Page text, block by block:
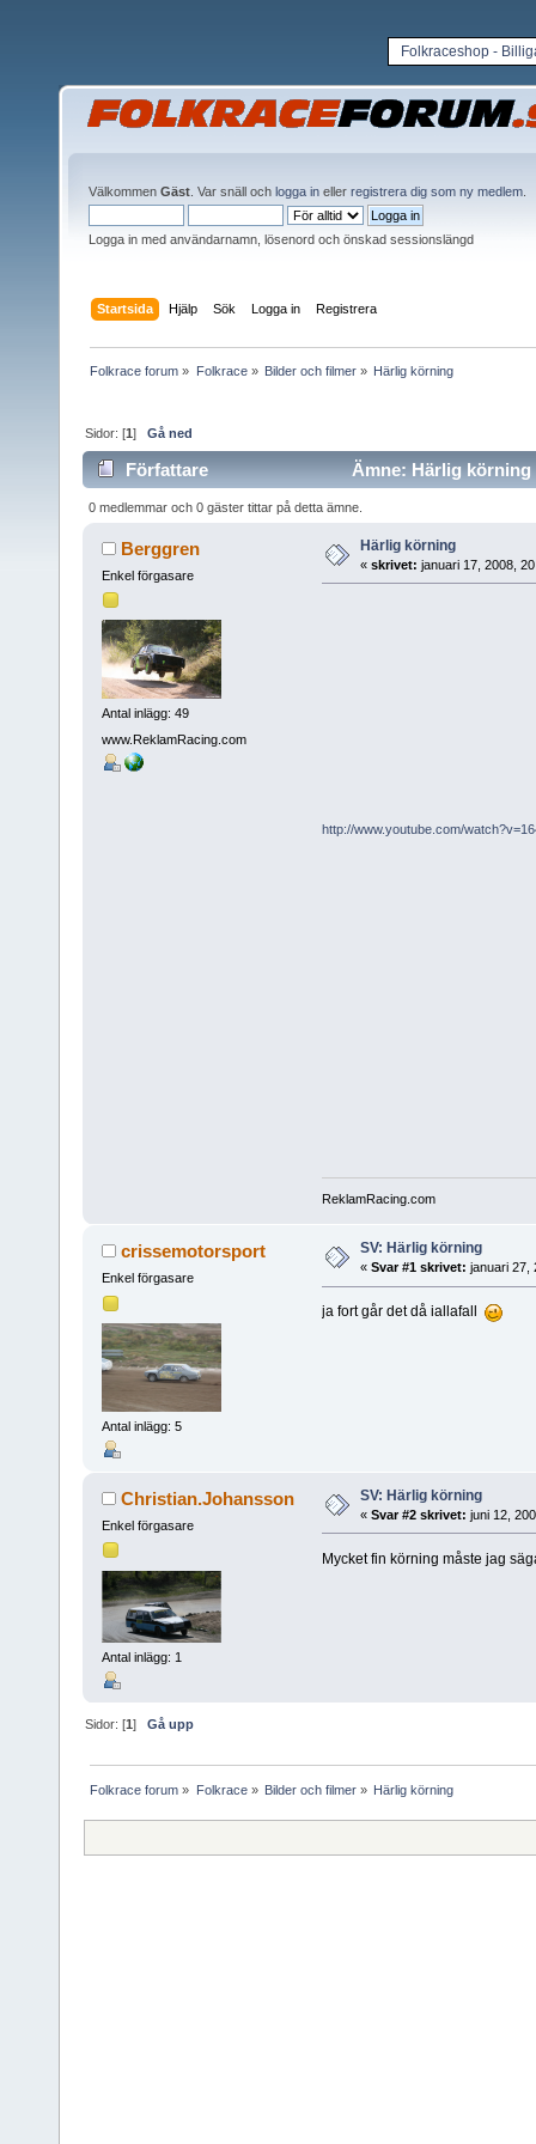
Folkraceshop -
Välkommen Gäst . Var snäll och logga in eller registrera dig som ny medlem
Logga in med användarnamn, lösenord och önskad sessionslängd
Startsida Hjälp Sök Logga in Registrera
Folkrace forum » Folkrace» Bilder och filmer» Härlig körning
Sidor: [1]Gå ned
Författare Ämne: Härlig körning
0 medlemmar och 0 gäster tittar på detta ämne.
Berggren
Enkel förgasare
Antal inlägg: 49
www.ReklamRacing.com
Härlig körning
« skrivet: januari 17, 2008,
http://www.youtube.com/
ReklamRacing.com
crissemotorsport
Enkel förgasare
Antal inlägg: 5
SV: Härlig körning
« Svar #1 skrivet: januari 27,
ja fort går det då iallafall
Christian.Johansson
Enkel förgasare
Antal inlägg: 1
SV: Härlig körning
« Svar #2 skrivet: juni 12,
Mycket fin körning måste jag
Sidor: [1]Gå upp
Folkrace forum » Folkrace» Bilder och filmer» Härlig körning